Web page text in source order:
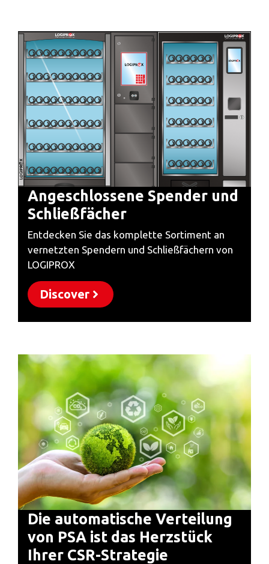
Angeschlossene Spender und
Schließfächer
Entdecken Sie das komplette Sortiment an
vernetzten Spendern und Schließfächern von
LOGIPROX
Discover
Die automatische Verteilung
von PSA ist das Herzstück
Ihrer CSR-Strategie